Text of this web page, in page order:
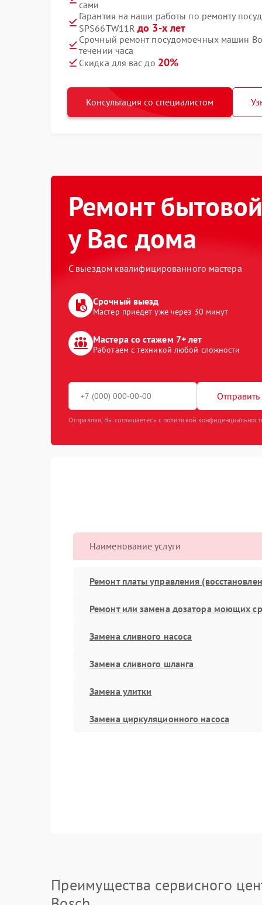
сами
Гарантия на наши работы по ремонту
SPS66TW11Rдо 3-х лет
Срочный ремонт посудомоечных машин
течении часа
Скидка для вас до 20%
Консультация со специалистом
Ремонт
у Вас дома
С выездом квалифицированного мастера
Срочный выезд
Мастер приедет уже через 30 минут
Мастера со стажем 7+ лет
Работаем с техникой любой сложности
Отправить
Отправляя, Вы соглашаетесь с политикой
Наименование услуги
Ремонт платы управления
Ремонт или замена дозатора моющих
Замена сливного насоса
Замена сливного шланга
Замена улитки
Замена циркуляционного насоса
Преимущества сервисного